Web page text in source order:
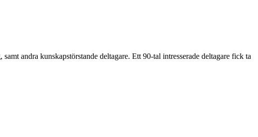
andra kunskapstörstande deltagare. Ett 90-tal intresserade deltagare fick ta